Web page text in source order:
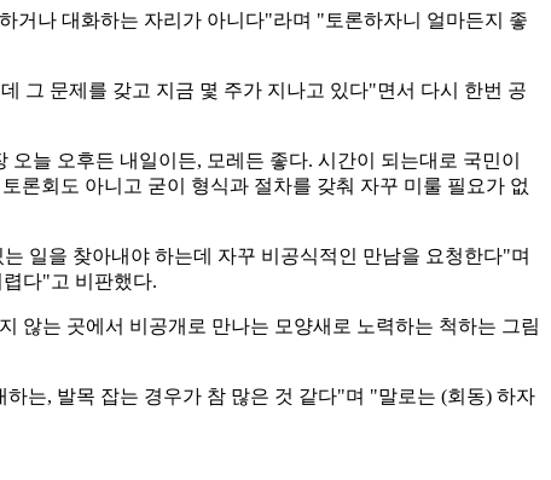
거나 대화하는 자리가 아니다"라며 "토론하자니 얼마든지 좋
그 문제를 갖고 지금 몇 주가 지나고 있다"면서 다시 한번 공
늘 오후든 내일이든, 모레든 좋다. 시간이 되는대로 국민이
론회도 아니고 굳이 형식과 절차를 갖춰 자꾸 미룰 필요가 없
일을 찾아내야 하는데 자꾸 비공식적인 만남을 요청한다"며
다"고 비판했다.
않는 곳에서 비공개로 만나는 모양새로 노력하는 척하는 그림
는, 발목 잡는 경우가 참 많은 것 같다"며 "말로는 (회동) 하자